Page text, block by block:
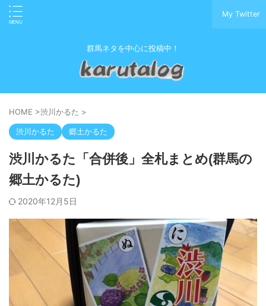
My Twitter
群馬ネタを中心に投稿中！
HOME >渋川かるた >
渋川かるた 郷土かるた
渋川かるた「合併後」全札まとめ(群馬の
郷土かるた)
2020年12月5日